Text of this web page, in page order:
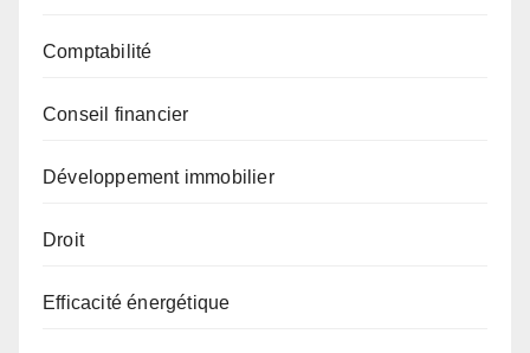
Comptabilité
Conseil financier
Développement immobilier
Droit
Efficacité énergétique